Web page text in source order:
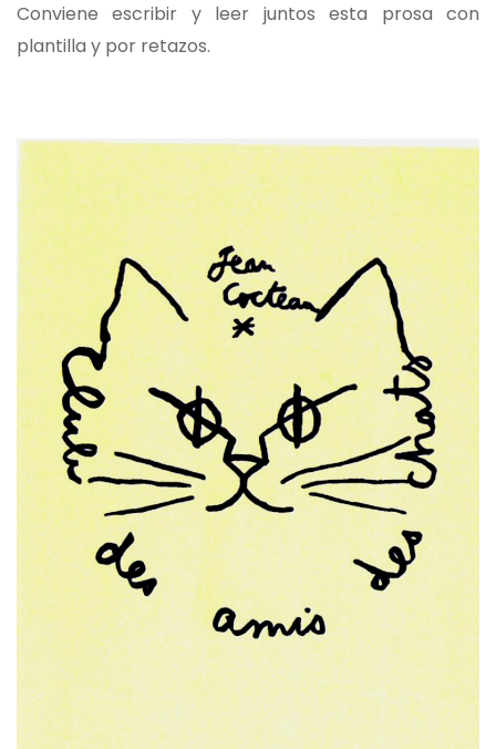
Conviene escribir y leer juntos esta prosa con
plantilla y por retazos.